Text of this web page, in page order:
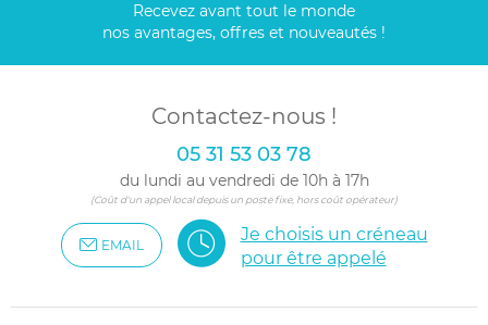
Recevez avant tout le monde
nos avantages, offres et nouveautés !
Contactez-nous !
05 31 53 03 78
du lundi au vendredi de 10h à 17h
(Coût d'un appel local depuis un poste fixe, hors coût opérateur)
EMAIL
Je choisis un créneau
pour être appelé